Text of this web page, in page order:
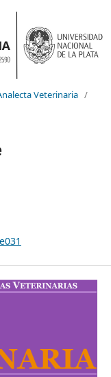
Veterinaria /